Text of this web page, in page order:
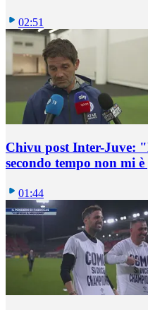
02:51
Chivu post Inter-Juve:
secondo tempo non mi
01:44